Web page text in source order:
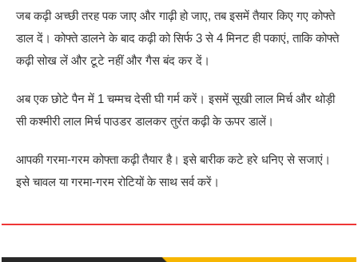
जब कढ़ी अच्छी तरह पक जाए और गाढ़ी हो जाए, तब इसमें तैयार किए गए कोफ्ते
डाल दें। कोफ्ते डालने के बाद कढ़ी को सिर्फ 3 से 4 मिनट ही पकाएं, ताकि कोफ्ते
कढ़ी सोख लें और टूटे नहीं और गैस बंद कर दें।
अब एक छोटे पैन में 1 चम्मच देसी घी गर्म करें। इसमें सूखी लाल मिर्च और थोड़ी
सी कश्मीरी लाल मिर्च पाउडर डालकर तुरंत कढ़ी के ऊपर डालें।
आपकी गरमा-गरम कोफ्ता कढ़ी तैयार है। इसे बारीक कटे हरे धनिए से सजाएं।
इसे चावल या गरमा-गरम रोटियों के साथ सर्व करें।